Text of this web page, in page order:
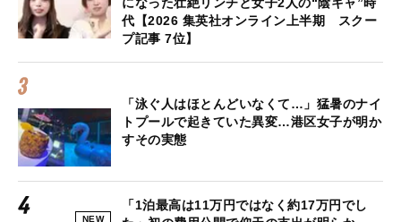
代【2026 集英社オンライン上半期 スクー
プ記事 7位】
「泳ぐ人はほとんどいなくて…」猛暑のナイ
トプールで起きていた異変…港区女子が明か
すその実態
NEW
「1泊最高は11万円ではなく約17万円でし